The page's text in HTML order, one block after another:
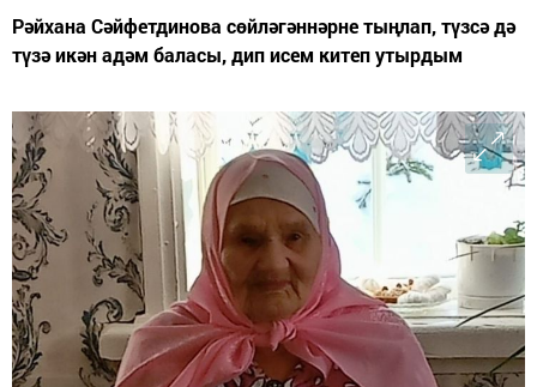
Рәйхана Сәйфетдинова сөйләгәннәрне тыңлап, түзсә дә
түзә икән адәм баласы, дип исем китеп утырдым